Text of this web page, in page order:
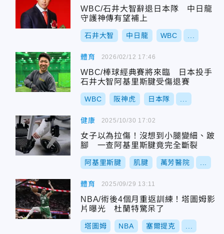
WBC/石井大智辭退日本隊 中日龍
守護神傳有望補上
石井大智 中日龍 WBC
體育
WBC/棒球經典賽將來臨 日本投手
石井大智阿基里斯腱受傷退賽
WBC 阪神虎 日本隊
2026/02/12 17:46
健康
女子以為拉傷！沒想到小腿變細、跛
腳 一查阿基里斯腱竟完全斷裂
阿基里斯腱 肌腱 萬芳醫院
2025/10/30 17:02
體育
NBA/術後4個月重返訓練！塔圖姆影
片曝光 杜蘭特驚呆了
塔圖姆 NBA 塞爾提克
2025/09/29 13:11